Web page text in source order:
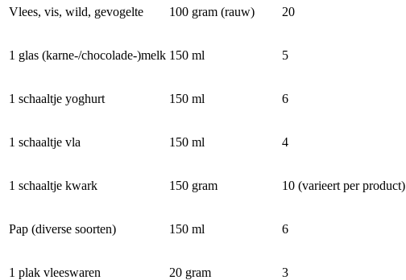
Vlees, vis, wild, gevogelte 100 gram (rauw) 20
1 glas (karne-/chocolade-)melk 150 ml 5
1 schaaltje yoghurt 150 ml 6
1 schaaltje vla 150 ml 4
1 schaaltje kwark 150 gram 10 (varieert per product)
Pap (diverse soorten) 150 ml 6
1 plak vleeswaren 20 gram 3